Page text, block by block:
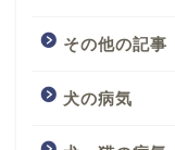
その他の記事
犬の病気